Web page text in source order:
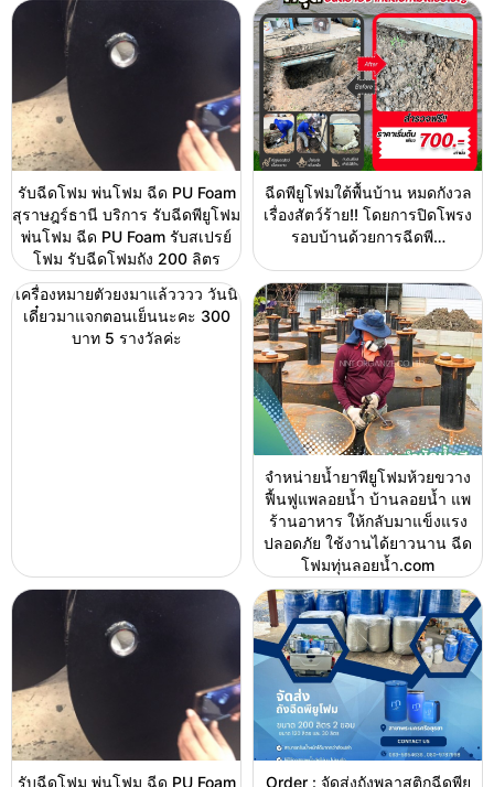
รับฉีดโฟม พ่นโฟม ฉีด PU Foam
สุราษฎร์ธานี บริการ รับฉีดพียูโฟม
พ่นโฟม ฉีด PU Foam รับสเปรย์
โฟม รับฉีดโฟมถัง 200 ลิตร
ฉีดพียูโฟมใต้พื้นบ้าน หมดกังวล
เรื่องสัตว์ร้าย!! โดยการปิดโพรง
รอบบ้านด้วยการฉีดพี…
เครื่องหมายตัวยงมาแล้วววว วันนี้
เดี๋ยวมาแจกตอนเย็นนะคะ 300
บาท 5 รางวัลค่ะ
จำหน่ายน้ำยาพียูโฟมห้วยขวาง
ฟื้นฟูแพลอยน้ำ บ้านลอยน้ำ แพ
ร้านอาหาร ให้กลับมาแข็งแรง
ปลอดภัย ใช้งานได้ยาวนาน ฉีด
โฟมทุ่นลอยน้ำ.com
รับฉีดโฟม พ่นโฟม ฉีด PU Foam Order : จัดส่งถังพลาสติกฉีดพียู